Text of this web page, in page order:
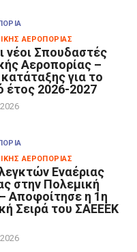
ΑΕΡΟΠΟΡΊΑΣ
νέοι Σπουδαστές
Αεροπορίας –
για το
έτος 2026-2027
ΑΕΡΟΠΟΡΊΑΣ
Εναέριας
στην Πολεμική
Αποφοίτησε η 1η
Σειρά του ΣΑΕΕΕΚ